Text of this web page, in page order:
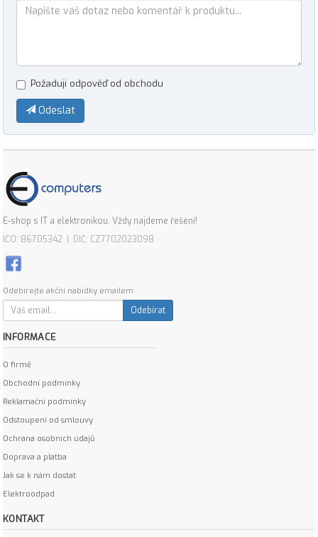
Požaduji odpověď od obchodu
Odeslat
E-shop s IT a elektronikou. Vždy najdeme řešení!
IČO: 86705342 | DIČ: CZ7702023098
Odebírejte akční nabídky emailem:
Odebírat
INFORMACE
O firmě
Obchodní podmínky
Reklamační podmínky
Odstoupení od smlouvy
Ochrana osobních údajů
Doprava a platba
Jak se k nám dostat
Elektroodpad
KONTAKT